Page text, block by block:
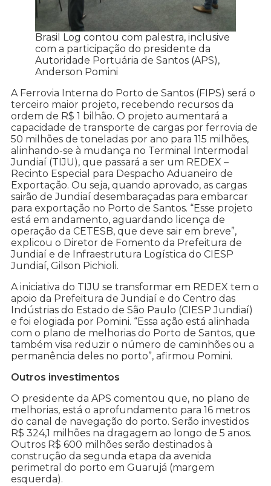
Brasil Log contou com palestra, inclusive
com a participação do presidente da
Autoridade Portuária de Santos (APS),
Anderson Pomini
A Ferrovia Interna do Porto de Santos (FIPS) será o
terceiro maior projeto, recebendo recursos da
ordem de R$ 1 bilhão. O projeto aumentará a
capacidade de transporte de cargas por ferrovia de
50 milhões de toneladas por ano para 115 milhões,
alinhando-se à mudança no Terminal Intermodal
Jundiaí (TIJU), que passará a ser um REDEX –
Recinto Especial para Despacho Aduaneiro de
Exportação. Ou seja, quando aprovado, as cargas
sairão de Jundiaí desembaraçadas para embarcar
para exportação no Porto de Santos. “Esse projeto
está em andamento, aguardando licença de
operação da CETESB, que deve sair em breve”,
explicou o Diretor de Fomento da Prefeitura de
Jundiaí e de Infraestrutura Logística do CIESP
Jundiaí, Gilson Pichioli.
A iniciativa do TIJU se transformar em REDEX tem o
apoio da Prefeitura de Jundiaí e do Centro das
Indústrias do Estado de São Paulo (CIESP Jundiaí)
e foi elogiada por Pomini. “Essa ação está alinhada
com o plano de melhorias do Porto de Santos, que
também visa reduzir o número de caminhões ou a
permanência deles no porto”, afirmou Pomini.
Outros investimentos
O presidente da APS comentou que, no plano de
melhorias, está o aprofundamento para 16 metros
do canal de navegação do porto. Serão investidos
R$ 324,1 milhões na dragagem ao longo de 5 anos.
Outros R$ 600 milhões serão destinados à
construção da segunda etapa da avenida
perimetral do porto em Guarujá (margem
esquerda).